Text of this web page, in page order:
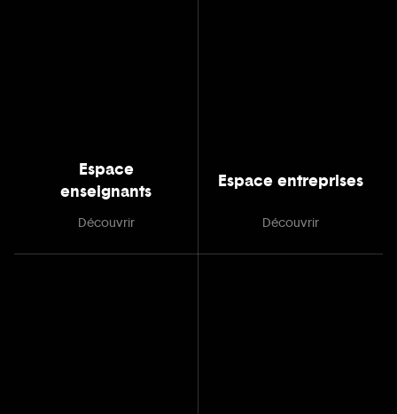
Espace
enseignants
Découvrir
Espace entreprises
Découvrir